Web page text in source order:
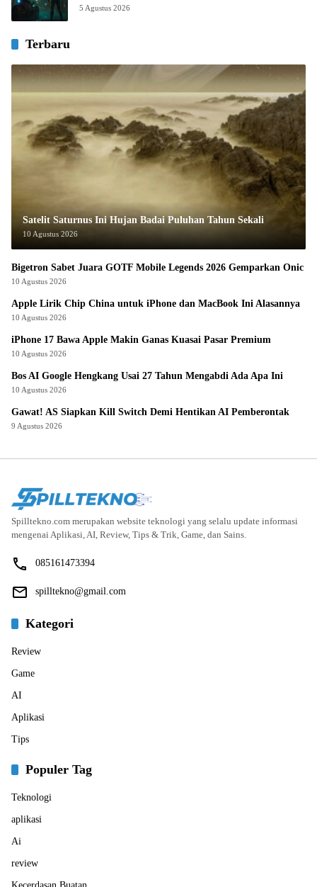
5 Agustus 2026
Terbaru
Satelit Saturnus Ini Hujan Badai Puluhan Tahun Sekali
10 Agustus 2026
Bigetron Sabet Juara GOTF Mobile Legends 2026 Gemparkan Onic
10 Agustus 2026
Apple Lirik Chip China untuk iPhone dan MacBook Ini Alasannya
10 Agustus 2026
iPhone 17 Bawa Apple Makin Ganas Kuasai Pasar Premium
10 Agustus 2026
Bos AI Google Hengkang Usai 27 Tahun Mengabdi Ada Apa Ini
10 Agustus 2026
Gawat! AS Siapkan Kill Switch Demi Hentikan AI Pemberontak
9 Agustus 2026
Spilltekno.com merupakan website teknologi yang selalu update informasi
mengenai Aplikasi, AI, Review, Tips & Trik, Game, dan Sains.
085161473394
spilltekno@gmail.com
Kategori
Review
Game
AI
Aplikasi
Tips
Populer Tag
Teknologi
aplikasi
Ai
review